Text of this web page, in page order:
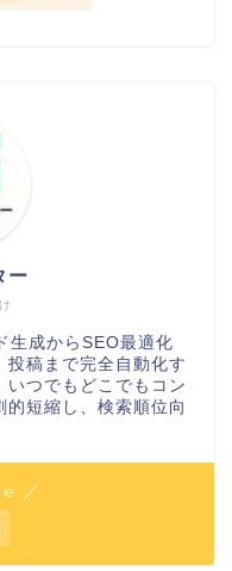
ー
生成からSEO最適化
投稿まで完全自動化す
いつでもどこでもコン
短縮し、検索順位向
／